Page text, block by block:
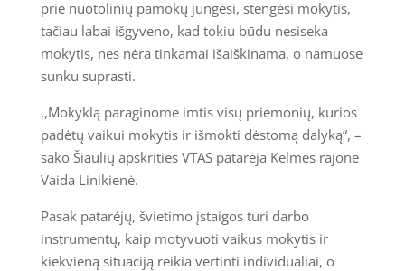
prie nuotolinių pamokų jungėsi, stengėsi mokytis,
tačiau labai išgyveno, kad tokiu būdu nesiseka
mokytis, nes nėra tinkamai išaiškinama, o namuose
sunku suprasti.
,,Mokyklą paraginome imtis visų priemonių, kurios
padėtų vaikui mokytis ir išmokti dėstomą dalyką“, –
sako Šiaulių apskrities VTAS patarėja Kelmės rajone
Vaida Linikienė.
Pasak patarėjų, švietimo įstaigos turi darbo
instrumentų, kaip motyvuoti vaikus mokytis ir
kiekvieną situaciją reikia vertinti individualiai, o